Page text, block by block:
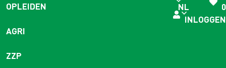
OPLEIDEN
AGRI
ZZP
NL
0
INLOGGEN